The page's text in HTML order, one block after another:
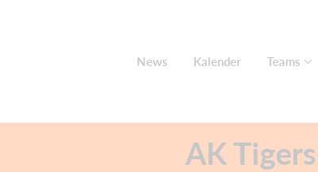
News Kalender Teams
AK